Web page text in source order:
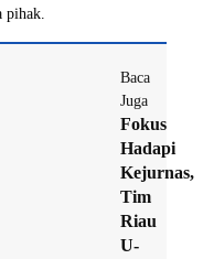
pihak.
Baca
Juga
Fokus
Hadapi
Kejurnas,
Tim
Riau
U-